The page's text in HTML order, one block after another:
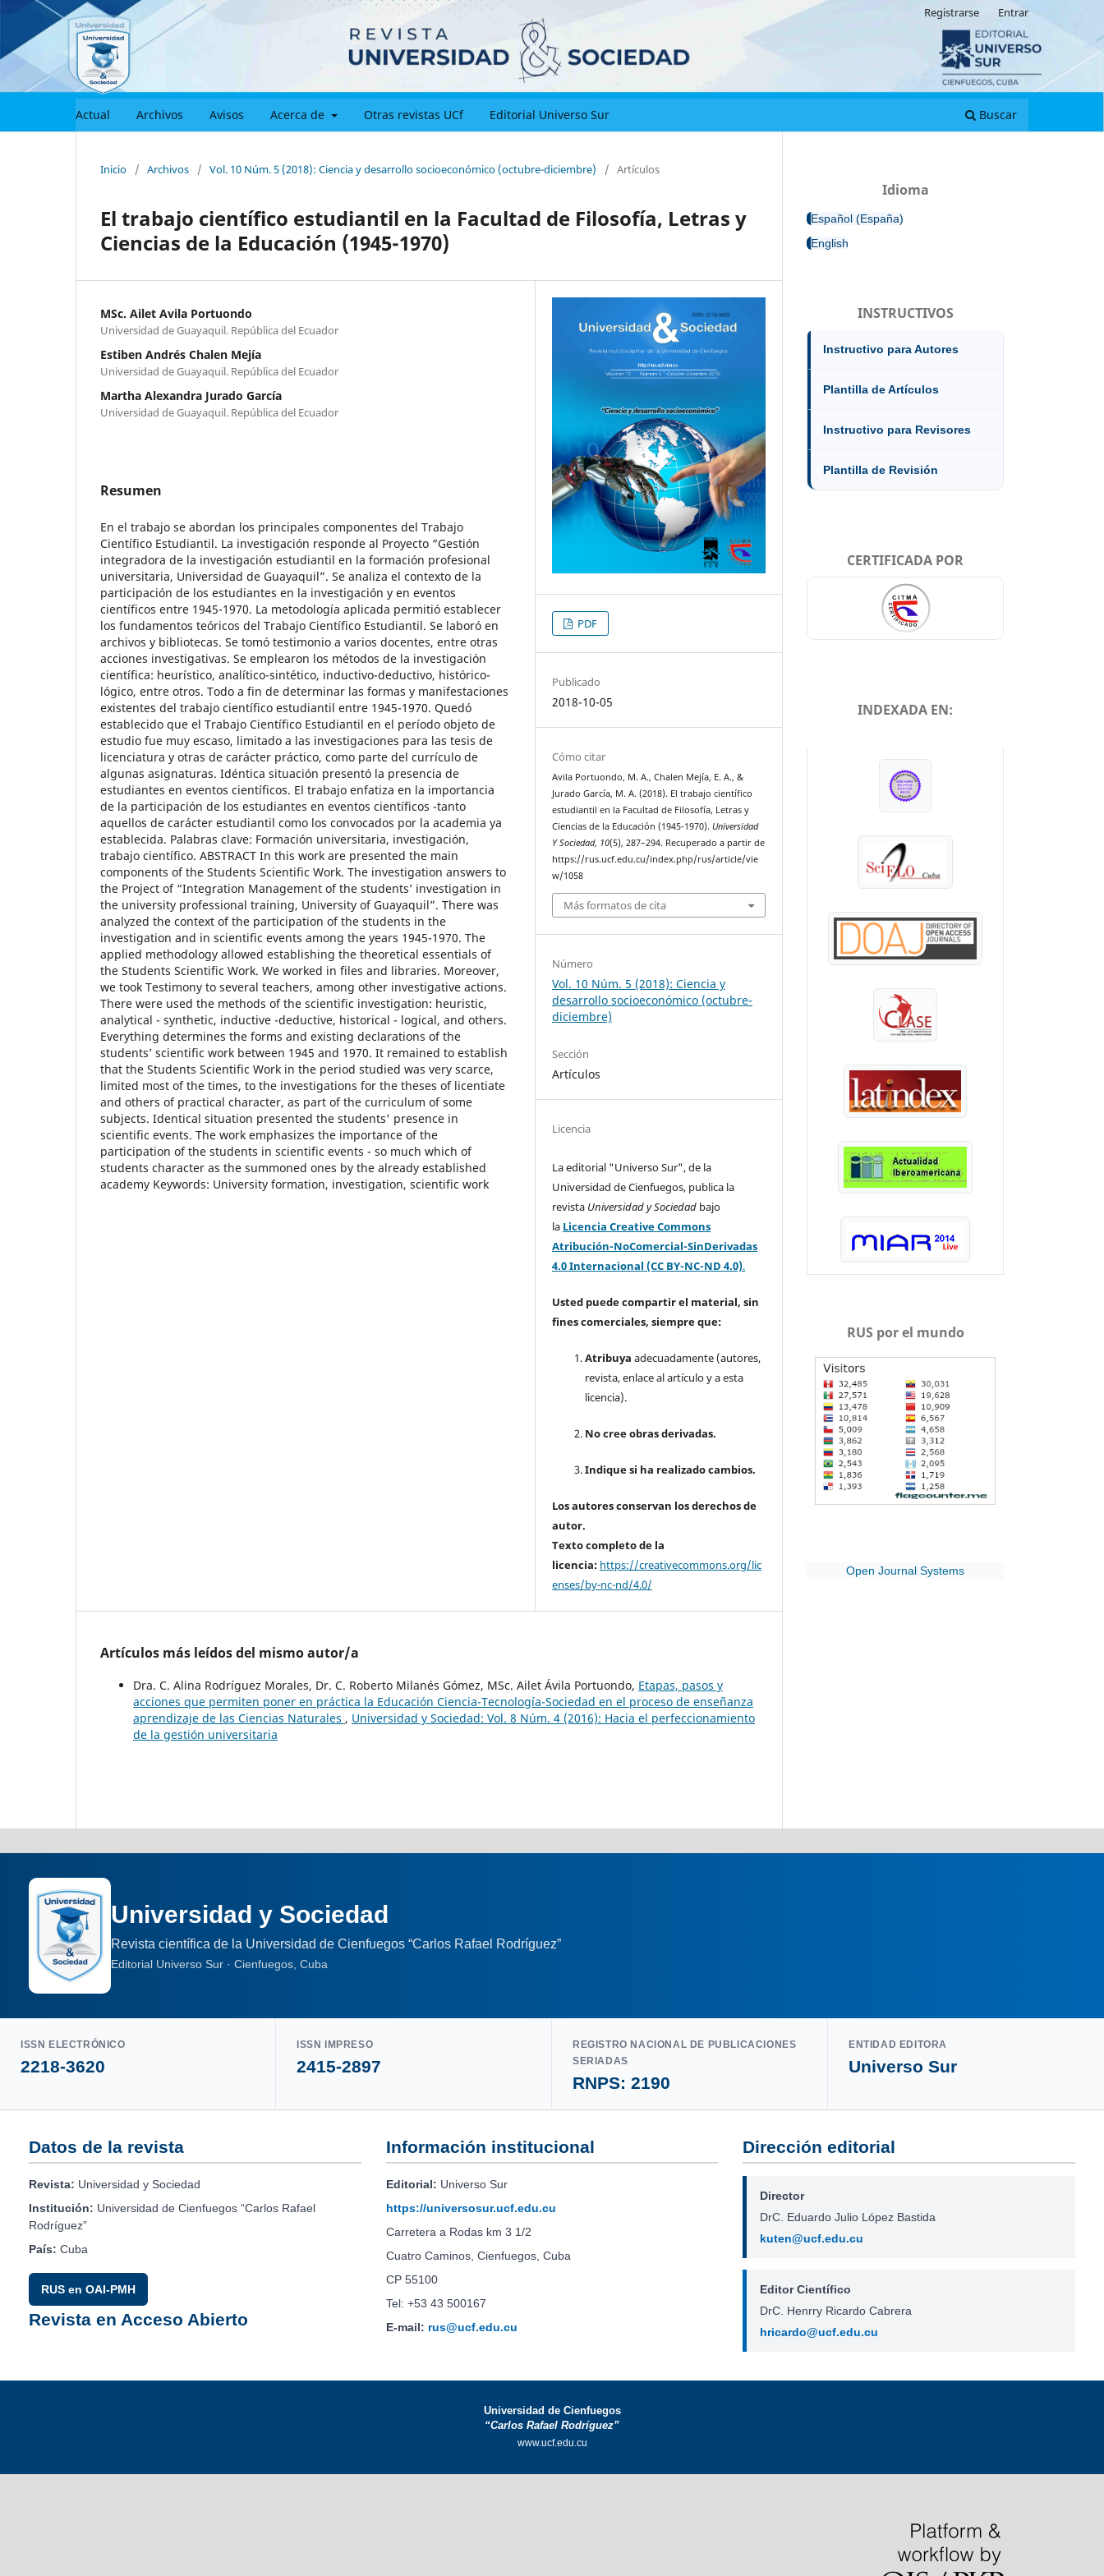
Actual Archivos Avisos Acerca de Otras revistas UCf Editorial Universo Sur Buscar
Registrarse Entrar
Inicio / Archivos / Vol. 10 Núm. 5 (2018): Ciencia y desarrollo socioeconómico (octubre-diciembre) / Artículos
El trabajo científico estudiantil en la Facultad de Filosofía, Letras y
Ciencias de la Educación (1945-1970)
MSc. Ailet Avila Portuondo
Universidad de Guayaquil. República del Ecuador
Estiben Andrés Chalen Mejía
Universidad de Guayaquil. República del Ecuador
Martha Alexandra Jurado García
Universidad de Guayaquil. República del Ecuador
Resumen
En el trabajo se abordan los principales componentes del Trabajo
Científico Estudiantil. La investigación responde al Proyecto “Gestión
integradora de la investigación estudiantil en la formación profesional
universitaria, Universidad de Guayaquil”. Se analiza el contexto de la
participación de los estudiantes en la investigación y en eventos
científicos entre 1945-1970. La metodología aplicada permitió establecer
los fundamentos teóricos del Trabajo Científico Estudiantil. Se laboró en
archivos y bibliotecas. Se tomó testimonio a varios docentes, entre otras
acciones investigativas. Se emplearon los métodos de la investigación
científica: heurístico, analítico-sintético, inductivo-deductivo, histórico-
lógico, entre otros. Todo a fin de determinar las formas y manifestaciones
existentes del trabajo científico estudiantil entre 1945-1970. Quedó
establecido que el Trabajo Científico Estudiantil en el período objeto de
estudio fue muy escaso, limitado a las investigaciones para las tesis de
licenciatura y otras de carácter práctico, como parte del currículo de
algunas asignaturas. Idéntica situación presentó la presencia de
estudiantes en eventos científicos. El trabajo enfatiza en la importancia
de la participación de los estudiantes en eventos científicos -tanto
aquellos de carácter estudiantil como los convocados por la academia ya
establecida. Palabras clave: Formación universitaria, investigación,
trabajo científico. ABSTRACT In this work are presented the main
components of the Students Scientific Work. The investigation answers to
the Project of “Integration Management of the students’ investigation in
the university professional training, University of Guayaquil”. There was
analyzed the context of the participation of the students in the
investigation and in scientific events among the years 1945-1970. The
applied methodology allowed establishing the theoretical essentials of
the Students Scientific Work. We worked in files and libraries. Moreover,
we took Testimony to several teachers, among other investigative actions.
There were used the methods of the scientific investigation: heuristic,
analytical - synthetic, inductive -deductive, historical - logical, and others.
Everything determines the forms and existing declarations of the
students’ scientific work between 1945 and 1970. It remained to establish
that the Students Scientific Work in the period studied was very scarce,
limited most of the times, to the investigations for the theses of licentiate
and others of practical character, as part of the curriculum of some
subjects. Identical situation presented the students' presence in
scientific events. The work emphasizes the importance of the
participation of the students in scientific events - so much which of
students character as the summoned ones by the already established
academy Keywords: University formation, investigation, scientific work
PDF
Publicado
2018-10-05
Cómo citar
Avila Portuondo, M. A., Chalen Mejía, E. A., &
Jurado García, M. A. (2018). El trabajo científico
estudiantil en la Facultad de Filosofía, Letras y
Ciencias de la Educación (1945-1970). Universidad
Y Sociedad, 10(5), 287–294. Recuperado a partir de
https://rus.ucf.edu.cu/index.php/rus/article/vie
w/1058
Más formatos de cita
Número
Vol. 10 Núm. 5 (2018): Ciencia y
desarrollo socioeconómico (octubre-
diciembre)
Sección
Artículos
Licencia
La editorial "Universo Sur", de la
Universidad de Cienfuegos, publica la
revista Universidad y Sociedad bajo
la Licencia Creative Commons
Atribución-NoComercial-SinDerivadas
4.0 Internacional (CC BY-NC-ND 4.0).
Usted puede compartir el material, sin
fines comerciales, siempre que:
Atribuya adecuadamente (autores,
revista, enlace al artículo y a esta
licencia).
No cree obras derivadas.
Indique si ha realizado cambios.
Los autores conservan los derechos de
autor.
Texto completo de la
licencia: https://creativecommons.org/lic
enses/by-nc-nd/4.0/
Artículos más leídos del mismo autor/a
Dra. C. Alina Rodríguez Morales, Dr. C. Roberto Milanés Gómez, MSc. Ailet Ávila Portuondo, Etapas, pasos y
acciones que permiten poner en práctica la Educación Ciencia-Tecnología-Sociedad en el proceso de enseñanza
aprendizaje de las Ciencias Naturales , Universidad y Sociedad: Vol. 8 Núm. 4 (2016): Hacia el perfeccionamiento
de la gestión universitaria
Idioma
Español (España)
English
INSTRUCTIVOS
Instructivo para Autores
Plantilla de Artículos
Instructivo para Revisores
Plantilla de Revisión
CERTIFICADA POR
INDEXADA EN:
RUS por el mundo
Open Journal Systems
Universidad y Sociedad
Revista científica de la Universidad de Cienfuegos “Carlos Rafael Rodríguez”
Editorial Universo Sur · Cienfuegos, Cuba
ISSN ELECTRÓNICO
2218-3620
ISSN IMPRESO
2415-2897
REGISTRO NACIONAL DE PUBLICACIONES
SERIADAS
RNPS: 2190
ENTIDAD EDITORA
Universo Sur
Datos de la revista
Revista: Universidad y Sociedad
Institución: Universidad de Cienfuegos “Carlos Rafael
Rodríguez”
País: Cuba
RUS en OAI-PMH
Revista en Acceso Abierto
Información institucional
Editorial: Universo Sur
https://universosur.ucf.edu.cu
Carretera a Rodas km 3 1/2
Cuatro Caminos, Cienfuegos, Cuba
CP 55100
Tel: +53 43 500167
E-mail: rus@ucf.edu.cu
Dirección editorial
Director
DrC. Eduardo Julio López Bastida
kuten@ucf.edu.cu
Editor Científico
DrC. Henrry Ricardo Cabrera
hricardo@ucf.edu.cu
Universidad de Cienfuegos
“Carlos Rafael Rodríguez”
www.ucf.edu.cu